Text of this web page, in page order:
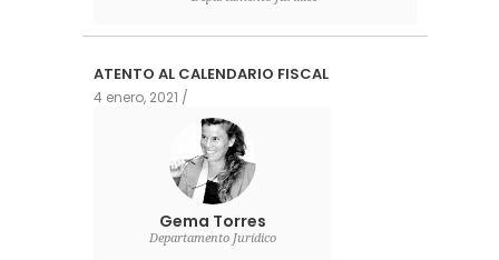
ATENTO AL CALENDARIO FISCAL
4 enero, 2021
Gema Torres
Departamento Jurídico